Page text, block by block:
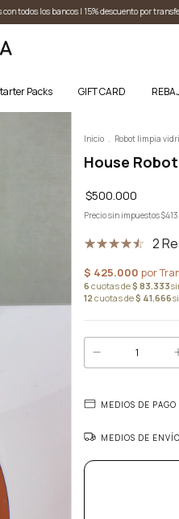
por transferencia 6 Cuotas sin
Packs GIFT CARD
Inicio Robot limpia
House
$500.000
Precio sin impuestos
2
MEDIOS DE PAGO
MEDIOS DE ENVÍO